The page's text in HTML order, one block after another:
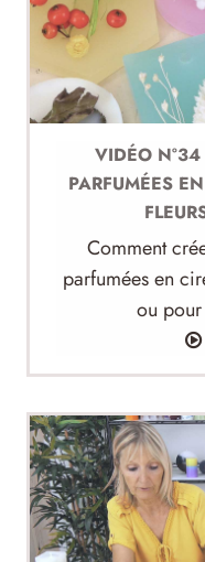
VIDÉO
PARFUMÉES
Comment
parfumées en
ou